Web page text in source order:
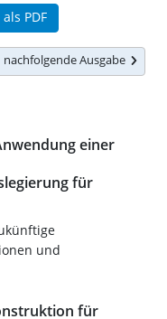
PDF
nachfolgende Ausgabe
einer
für
und
für